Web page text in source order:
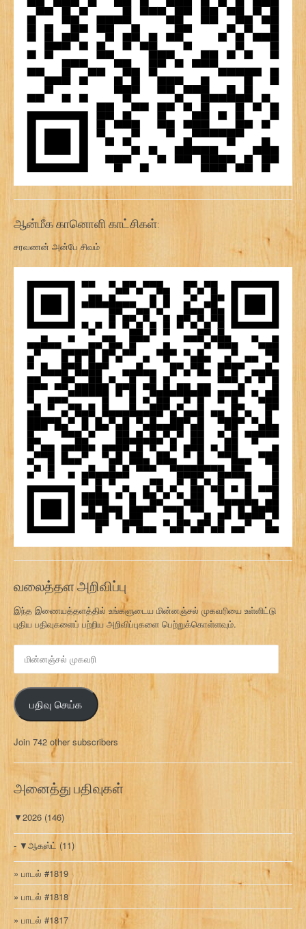
ஆன்மீக கானொளி காட்சிகள்:
சரவணன் அன்பே சிவம்
வலைத்தள அறிவிப்பு
இந்த இணையத்தளத்தில் உங்களுடைய மின்னஞ்சல் முகவரியை உள்ளிட்டு
புதிய பதிவுகளைப் பற்றிய அறிவிப்புகளை பெற்றுக்கொள்ளவும்.
ன
ஞ்
ச
ல்
க
வ
பதிவு செய்க
Join 742 other subscribers
அனைத்து பதிவுகள்
▼2026 (146)
▼ஆகஸ்ட் (11)
பாடல் #1819
பாடல் #1818
பாடல் #1817